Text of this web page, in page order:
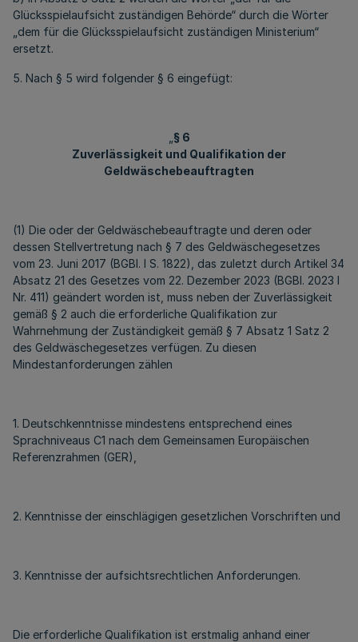
Glücksspielaufsicht zuständigen Behörde“ durch die Wörter
„dem für die Glücksspielaufsicht zuständigen Ministerium“
ersetzt.
5. Nach § 5 wird folgender § 6 eingefügt:
§ 6
Zuverlässigkeit und Qualifikation der
Geldwäschebeauftragten
(1) Die oder der Geldwäschebeauftragte und deren oder
dessen Stellvertretung nach § 7 des Geldwäschegesetzes
vom 23. Juni 2017 (BGBl. I S. 1822), das zuletzt durch Artikel 34
Absatz 21 des Gesetzes vom 22. Dezember 2023 (BGBl. 2023 I
Nr. 411) geändert worden ist, muss neben der Zuverlässigkeit
gemäß § 2 auch die erforderliche Qualifikation zur
Wahrnehmung der Zuständigkeit gemäß § 7 Absatz 1 Satz 2
des Geldwäschegesetzes verfügen. Zu diesen
Mindestanforderungen zählen
1. Deutschkenntnisse mindestens entsprechend eines
Sprachniveaus C1 nach dem Gemeinsamen Europäischen
Referenzrahmen (GER),
2. Kenntnisse der einschlägigen gesetzlichen Vorschriften und
3. Kenntnisse der aufsichtsrechtlichen Anforderungen.
Die erforderliche Qualifikation ist erstmalig anhand einer